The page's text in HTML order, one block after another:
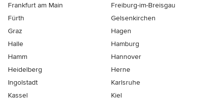
Frankfurt am Main
Freiburg-im-Breisgau
Fürth
Gelsenkirchen
Graz
Hagen
Halle
Hamburg
Hamm
Hannover
Heidelberg
Herne
Ingolstadt
Karlsruhe
Kassel
Kiel